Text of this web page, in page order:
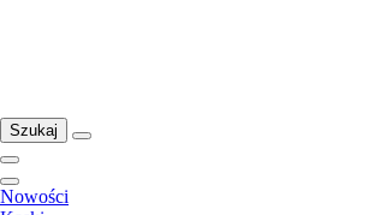
Szukaj
Nowości